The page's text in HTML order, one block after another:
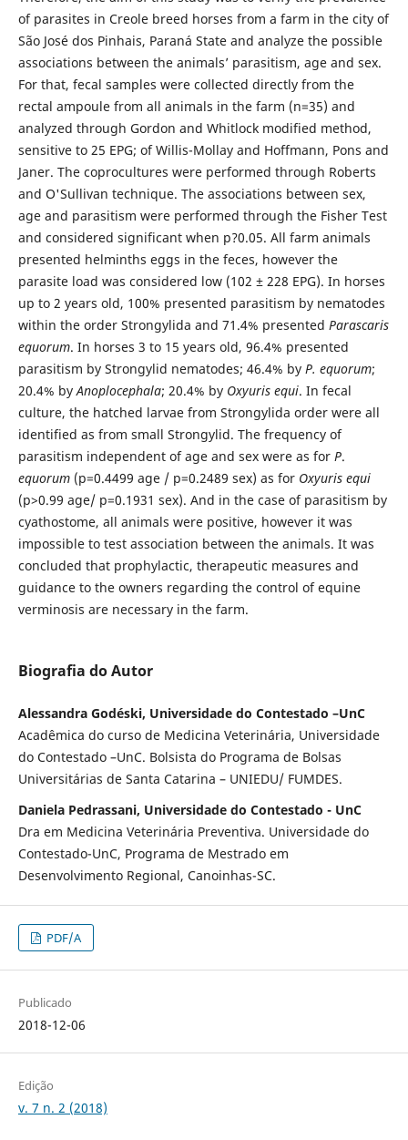
of parasites in Creole breed horses from a farm in the city of
São José dos Pinhais, Paraná State and analyze the possible
associations between the animals’ parasitism, age and sex.
For that, fecal samples were collected directly from the
rectal ampoule from all animals in the farm (n=35) and
analyzed through Gordon and Whitlock modified method,
sensitive to 25 EPG; of Willis-Mollay and Hoffmann, Pons and
Janer. The coprocultures were performed through Roberts
and O'Sullivan technique. The associations between sex,
age and parasitism were performed through the Fisher Test
and considered significant when p?0.05. All farm animals
presented helminths eggs in the feces, however the
parasite load was considered low (102 ± 228 EPG). In horses
up to 2 years old, 100% presented parasitism by nematodes
within the order Strongylida and 71.4% presented Parascaris
equorum. In horses 3 to 15 years old, 96.4% presented
parasitism by Strongylid nematodes; 46.4% byP. equorum;
20.4% byAnoplocephala; 20.4% by Oxyuris equi. In fecal
culture, the hatched larvae from Strongylida order were all
identified as from small Strongylid. The frequency of
parasitism independent of age and sex were as for P.
equorum(p=0.4499 age / p=0.2489 sex) as for Oxyuris equi
(p>0.99 age/ p=0.1931 sex). And in the case of parasitism by
cyathostome, all animals were positive, however it was
impossible to test association between the animals. It was
concluded that prophylactic, therapeutic measures and
guidance to the owners regarding the control of equine
verminosis are necessary in the farm.
Biografia do Autor
Alessandra Godéski, Universidade do Contestado –UnC
Acadêmica do curso de Medicina Veterinária, Universidade
do Contestado –UnC. Bolsista do Programa de Bolsas
Universitárias de Santa Catarina – UNIEDU/ FUMDES.
Daniela Pedrassani, Universidade do Contestado - UnC
Dra em Medicina Veterinária Preventiva. Universidade do
Contestado-UnC, Programa de Mestrado em
Desenvolvimento Regional, Canoinhas-SC.
PDF/A
Publicado
2018-12-06
Edição
v. 7 n. 2 (2018)